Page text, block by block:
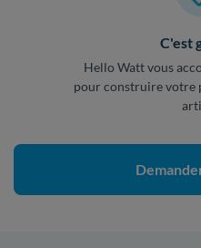
C'est
Hello Watt vous
pour construire votre